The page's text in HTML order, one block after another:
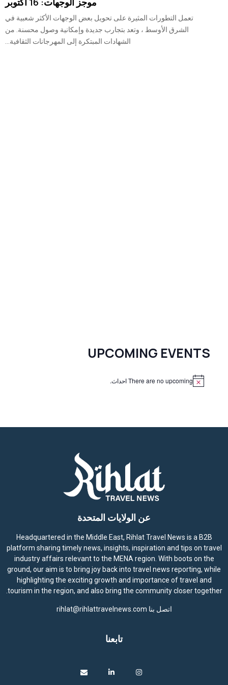
تعمل التطورات المثيرة على تحويل بعض الوجهات الأكثر شعبية في
الشرق الأوسط ، وتعد بتجارب جديدة وإمكانية وصول محسنة. من
الشهادات المبتكرة إلى المهرجانات الثقافية...
UPCOMING EVENTS
There are no upcoming احداث.
عن الولايات المتحدة
Headquartered in the Middle East, Rihlat Travel News is a B2B
platform sharing timely news, insights, inspiration and tips on travel
industry affairs relevant to the MENA region. With boots on the
ground, our aim is to bring joy back into travel news reporting, while
highlighting the exciting growth and importance of travel and
tourism in the region, and also bring the community closer together.
اتصل بنا rihlat@rihlattravelnews.com
تابعنا